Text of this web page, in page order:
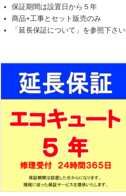
保証期間は設置日から５年
商品+工事とセット販売のみ
「延長保証について」を参照下さい